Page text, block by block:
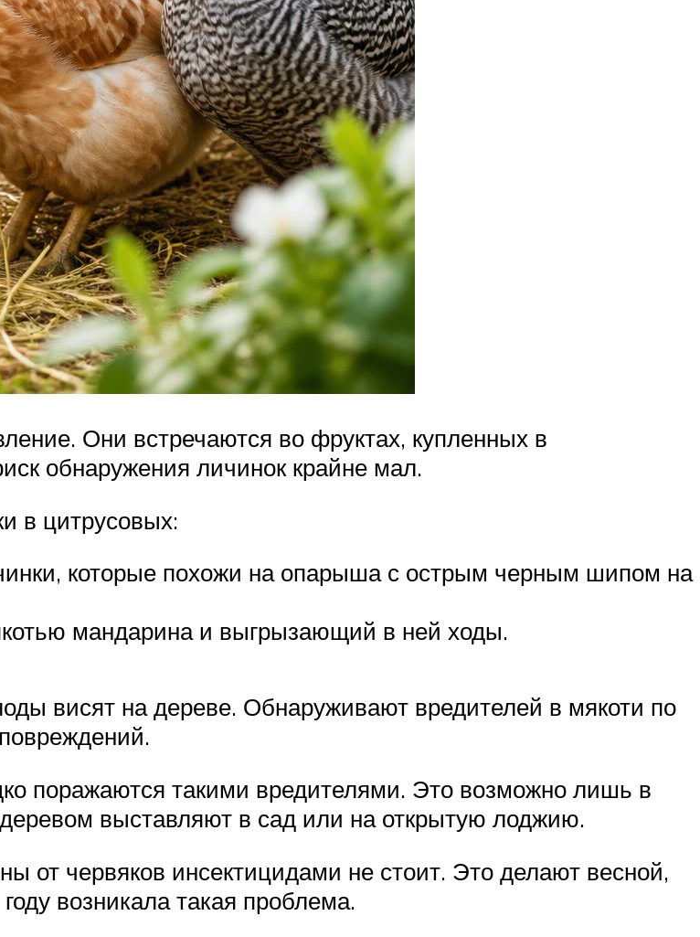
Они встречаются во фруктах, купленных в
обнаружения личинок крайне мал.
в цитрусовых:
которые похожи на опарыша с острым черным шипом на
мандарина и выгрызающий в ней ходы.
висят на дереве. Обнаруживают вредителей в мякоти по
поражаются такими вредителями. Это возможно лишь в
выставляют в сад или на открытую лоджию.
от червяков инсектицидами не стоит. Это делают весной,
возникала такая проблема.